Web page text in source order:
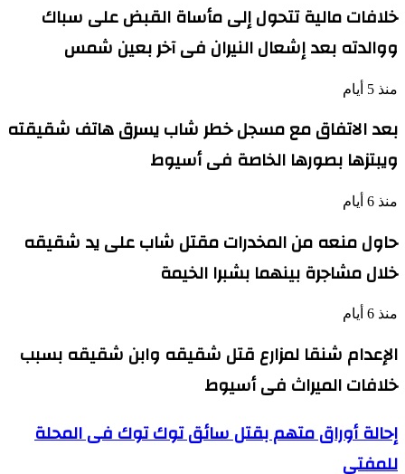
خلافات مالية تتحول إلى مأساة القبض على سباك
ووالدته بعد إشعال النيران فى آخر بعين شمس
منذ 5 أيام
بعد الاتفاق مع مسجل خطر شاب يسرق هاتف شقيقته
ويبتزها بصورها الخاصة فى أسيوط
منذ 6 أيام
حاول منعه من المخدرات مقتل شاب على يد شقيقه
خلال مشاجرة بينهما بشبرا الخيمة
منذ 6 أيام
الإعدام شنقا لمزارع قتل شقيقه وابن شقيقه بسبب
خلافات الميراث فى أسيوط
إحالة
أوراق
متهم
إحالة أوراق متهم بقتل سائق توك توك فى المحلة
للمفتى